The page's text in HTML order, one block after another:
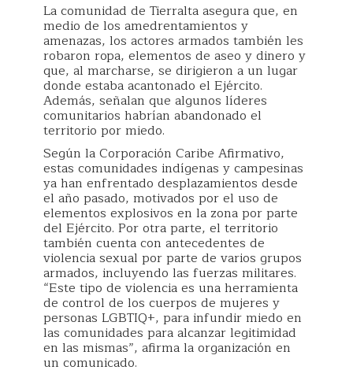
La comunidad de Tierralta asegura que, en
medio de los amedrentamientos y
amenazas, los actores armados también les
robaron ropa, elementos de aseo y dinero y
que, al marcharse, se dirigieron a un lugar
donde estaba acantonado el Ejército.
Además, señalan que algunos líderes
comunitarios habrían abandonado el
territorio por miedo.
Según la Corporación Caribe Afirmativo,
estas comunidades indígenas y campesinas
ya han enfrentado desplazamientos desde
el año pasado, motivados por el uso de
elementos explosivos en la zona por parte
del Ejército. Por otra parte, el territorio
también cuenta con antecedentes de
violencia sexual por parte de varios grupos
armados, incluyendo las fuerzas militares.
“Este tipo de violencia es una herramienta
de control de los cuerpos de mujeres y
personas LGBTIQ+, para infundir miedo en
las comunidades para alcanzar legitimidad
en las mismas”, afirma la organización en
un comunicado.